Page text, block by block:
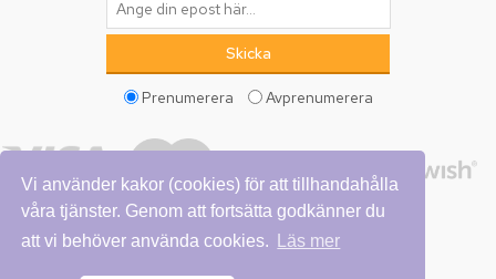
Vi använder kakor (cookies) för att tillhandahålla
våra tjänster. Genom att fortsätta godkänner du
att vi behöver använda cookies.
Läs mer
Prenumerera Avprenumerera